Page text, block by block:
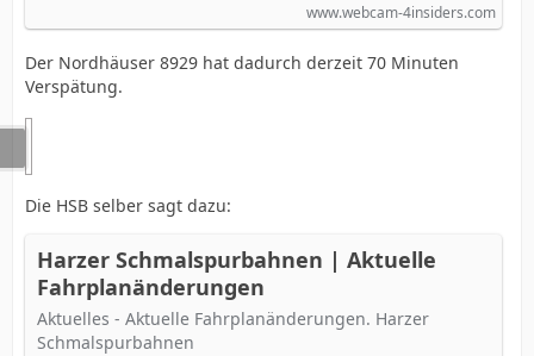
www.webcam-4insiders.com
Der Nordhäuser 8929 hat dadurch derzeit 70 Minuten
Verspätung.
Die HSB selber sagt dazu:
Harzer Schmalspurbahnen | Aktuelle
Fahrplanänderungen
Aktuelles - Aktuelle Fahrplanänderungen. Harzer
Schmalspurbahnen